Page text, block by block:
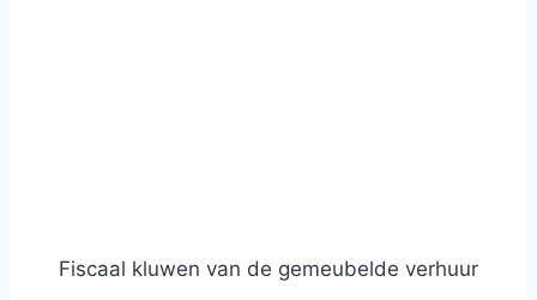
Fiscaal kluwen van de gemeubelde verhuur